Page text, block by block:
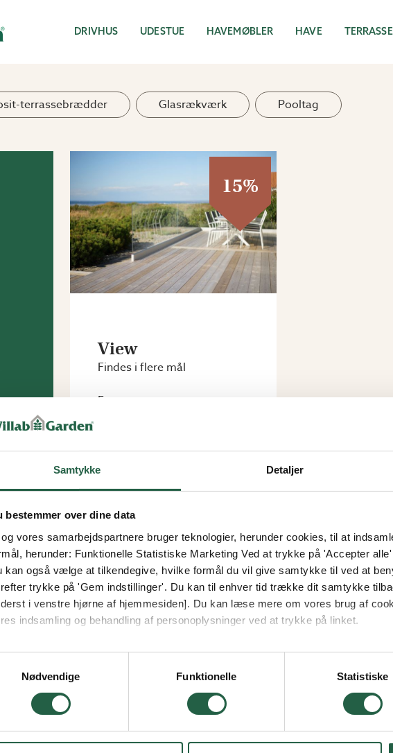
Samtykke Detaljer
bestemmer over dine data
vores samarbejdspartnere bruger teknologier, herunder cookies, til at
herunder: Funktionelle Statistiske Marketing Ved at trykke på 'Accepter
kan også vælge at tilkendegive, hvilke formål du vil give samtykke til ved at
trykke på 'Gem indstillinger'. Du kan til enhver tid trække dit samtykke
i venstre hjørne af hjemmesiden]. Du kan læse mere om vores brug af
indsamling og behandling af personoplysninger ved at trykke på linket.
flere oplysninger om, hvordan Google behandler personlige oplysninger
Nødvendige
Funktionelle Statistiske
DRIVHUS UDESTUE HAVEMØBLER HAVE TERRASSE
terrassebrædder Glasrækværk Pooltag
15%
View
Findes i flere mål
Fra